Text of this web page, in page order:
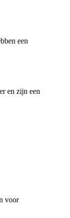
een
en zijn een
voor